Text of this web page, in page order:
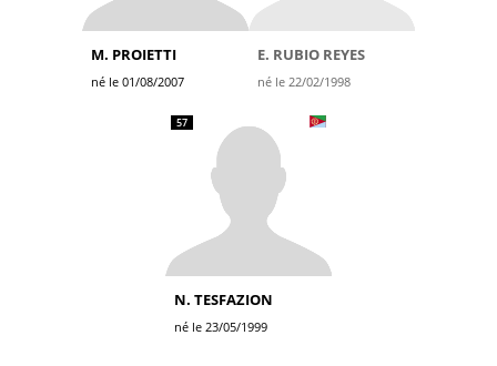
M. PROIETTI
né le 01/08/2007
E. RUBIO REYES
né le 22/02/1998
57
N. TESFAZION
né le 23/05/1999